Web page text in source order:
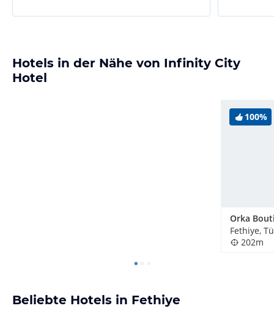
Hotels in der Nähe von Infinity City
Hotel
100%
Fethiye,
202m
Beliebte Hotels in Fethiye